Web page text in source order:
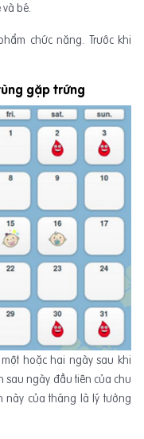
bé.
chức năng. Trước khi
gặp trứng
hoặc hai ngày sau khi
sau ngày đầu tiên của chu
này của tháng là lý tưởng